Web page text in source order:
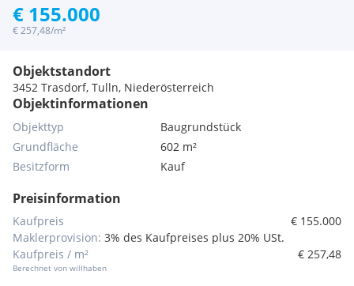
€ 155.000
€ 257,48/m²
Objektstandort
3452 Trasdorf, Tulln, Niederösterreich
Objektinformationen
Objekttyp
Baugrundstück
Grundfläche
602 m²
Besitzform
Kauf
Preisinformation
Kaufpreis
€ 155.000
Maklerprovision: 3% des Kaufpreises plus 20% USt.
Kaufpreis / m²
Berechnet von willhaben
€ 257,48